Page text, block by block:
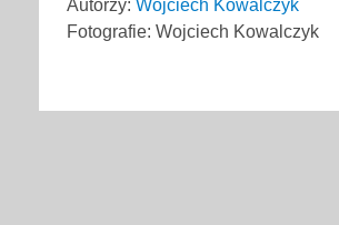
Autorzy: Wojciech Kowalczyk
Fotografie: Wojciech Kowalczyk